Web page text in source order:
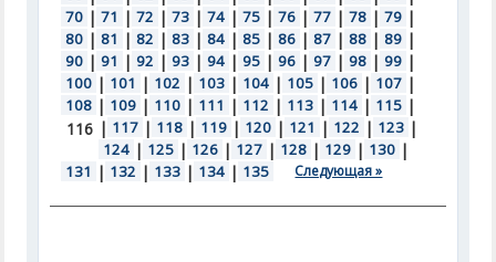
70 | 71 | 72 | 73 | 74 | 75 | 76 | 77 | 78 | 79 |
80 | 81 | 82 | 83 | 84 | 85 | 86 | 87 | 88 | 89 |
90 | 91 | 92 | 93 | 94 | 95 | 96 | 97 | 98 | 99 |
100 | 101 | 102 | 103 | 104 | 105 | 106 | 107 |
108 | 109 | 110 | 111 | 112 | 113 | 114 | 115 |
116 | 117 | 118 | 119 | 120 | 121 | 122 | 123 |
124 | 125 | 126 | 127 | 128 | 129 | 130 |
131 | 132 | 133 | 134 | 135 Следующая »